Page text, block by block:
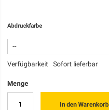
Abdruckfarbe
Verfügbarkeit Sofort lieferbar
Menge
In den Warenkorb